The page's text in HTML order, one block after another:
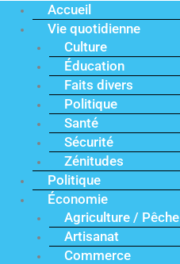
Accueil
Vie quotidienne
Culture
Éducation
Faits divers
Politique
Santé
Sécurité
Zénitudes
Politique
Économie
Agriculture / Pêche
Artisanat
Commerce